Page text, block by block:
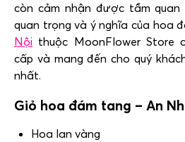
còn cảm nhận được tầm
quan trọng và ý nghĩa của hoa
Nội thuộc MoonFlower Store
cấp và mang đến cho quý
nhất.
Giỏ hoa đám tang – An
Hoa lan vàng